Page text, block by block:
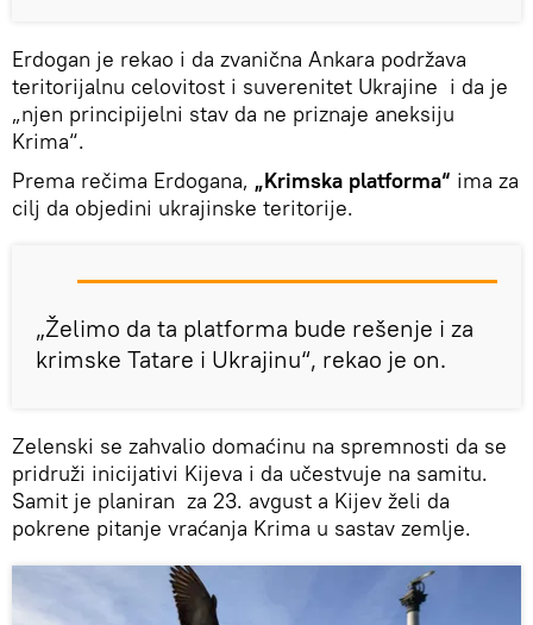
Erdogan je rekao i da zvanična Ankara podržava
teritorijalnu celovitost i suverenitet Ukrajine i da je
„njen principijelni stav da ne priznaje aneksiju
Krima“.
Prema rečima Erdogana, „Krimska platforma“ ima za
cilj da objedini ukrajinske teritorije.
„Želimo da ta platforma bude rešenje i za
krimske Tatare i Ukrajinu“, rekao je on.
Zelenski se zahvalio domaćinu na spremnosti da se
pridruži inicijativi Kijeva i da učestvuje na samitu.
Samit je planiran za 23. avgust a Kijev želi da
pokrene pitanje vraćanja Krima u sastav zemlje.